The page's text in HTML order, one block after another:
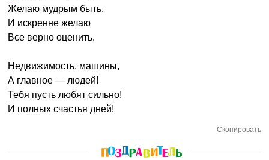
Желаю мудрым быть,
И искренне желаю
Все верно оценить.
Недвижимость, машины,
А главное — людей!
Тебя пусть любят сильно!
И полных счастья дней!
Скопировать